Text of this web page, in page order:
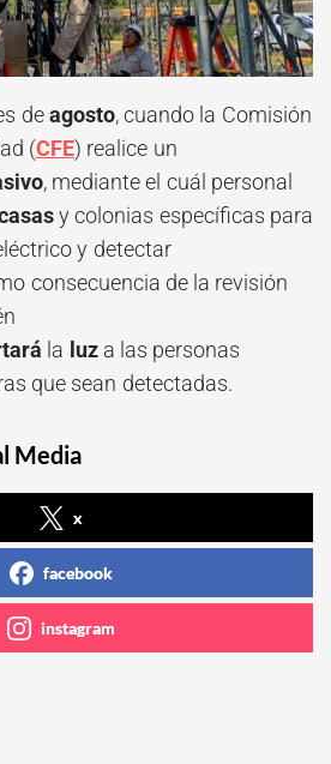
deagosto, cuando la Comisión
(CFE) realice un
, mediante el cuál personal
y colonias específicas para
y detectar
consecuencia de la revisión
la luz a las personas
que sean detectadas.
Media
x
facebook
instagram